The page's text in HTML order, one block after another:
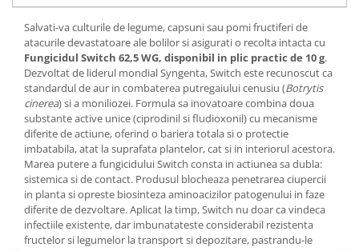
Accesorii gard electric
Accesorii irigat
Araci/ Suporti plante
Candele / Rezerve / Lumanari
Carabine/ carlige
Diverse casa si gradina
Diverse depozitare
Echipament protectie gradina
Fir/Ata de legat
Foarfeci
Salvati-va culturile de legume, capsuni sau pomi fructiferi de
atacurile devastatoare ale bolilor si asigurati o recolta intacta cu
Fungicidul Switch 62,5 WG, disponibil in plic practic de 10 g.
Dezvoltat de liderul mondial Syngenta, Switch este recunoscut ca
standardul de aur in combaterea putregaiului cenusiu (Botrytis
cinerea) si a moniliozei. Formula sa inovatoare combina doua
substante active unice (ciprodinil si fludioxonil) cu mecanisme
diferite de actiune, oferind o bariera totala si o protectie
imbatabila, atat la suprafata plantelor, cat si in interiorul acestora.
Marea putere a fungicidului Switch consta in actiunea sa dubla:
sistemica si de contact. Produsul blocheaza penetrarea ciupercii
in planta si opreste biosinteza aminoacizilor patogenului in faze
diferite de dezvoltare. Aplicat la timp, Switch nu doar ca vindeca
infectiile existente, dar imbunatateste considerabil rezistenta
fructelor si legumelor la transport si depozitare, pastrandu-le